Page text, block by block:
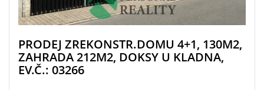
PRODEJ ZREKONSTR.DOMU 4+1, 130M2,
ZAHRADA 212M2, DOKSY U KLADNA,
EV.Č.: 03266